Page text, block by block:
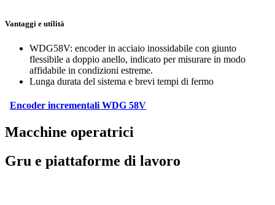
Vantaggi e utilità
WDG58V: encoder in acciaio inossidabile con giunto
flessibile a doppio anello, indicato per misurare in modo
affidabile in condizioni estreme.
Lunga durata del sistema e brevi tempi di fermo
Encoder incrementali WDG 58V
Macchine operatrici
Gru e piattaforme di lavoro